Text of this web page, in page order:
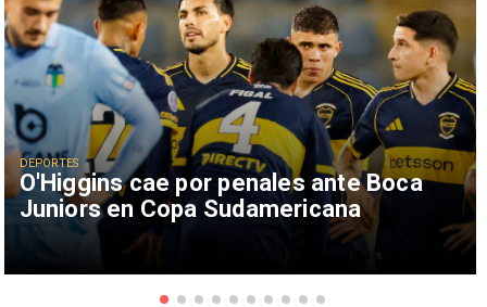
O'Higgins cae por penales ante Boca
Juniors en Copa Sudamericana
DEPORTES